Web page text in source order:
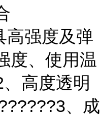
高强度及弹
度、使用温
高度透明
、成